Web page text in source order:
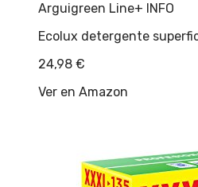
Arguigreen Line+ INFO
Ecolux detergente
24,98 €
Ver en Amazon